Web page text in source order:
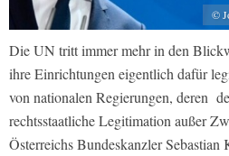
©
Die UN tritt immer mehr in den
ihre Einrichtungen eigentlich dafür
von nationalen Regierungen, deren
rechtsstaatliche Legitimation außer
Österreichs Bundeskanzler